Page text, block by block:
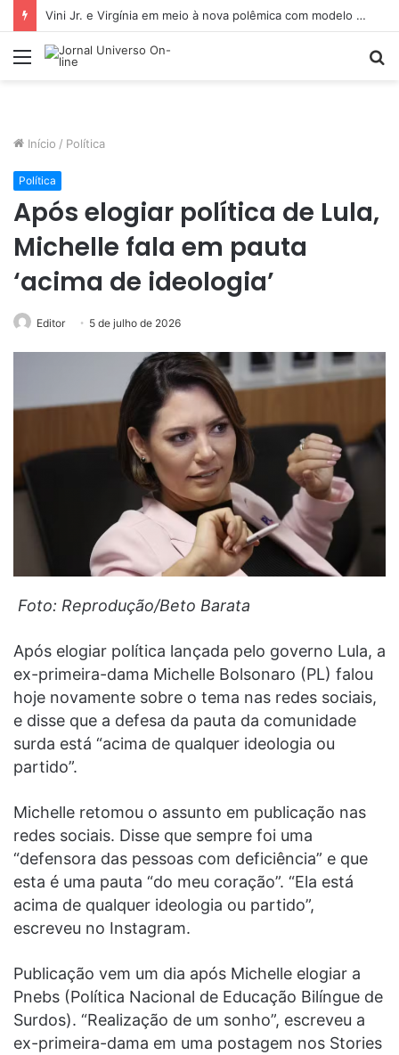
Vini Jr. e Virgínia em meio à nova polêmica com modelo não passa despercebida na web
Menu
Início / Política
Política
Após elogiar política de Lula,
Michelle fala em pauta
‘acima de ideologia’
Editor 5 de julho de 2026
Foto: Reprodução/Beto Barata
Após elogiar política lançada pelo governo Lula, a
ex-primeira-dama Michelle Bolsonaro (PL) falou
hoje novamente sobre o tema nas redes sociais,
e disse que a defesa da pauta da comunidade
surda está “acima de qualquer ideologia ou
partido”.
Michelle retomou o assunto em publicação nas
redes sociais. Disse que sempre foi uma
“defensora das pessoas com deficiência” e que
esta é uma pauta “do meu coração”. “Ela está
acima de qualquer ideologia ou partido”,
escreveu no Instagram.
Publicação vem um dia após Michelle elogiar a
Pnebs (Política Nacional de Educação Bilíngue de
Surdos). “Realização de um sonho”, escreveu a
ex-primeira-dama em uma postagem nos Stories